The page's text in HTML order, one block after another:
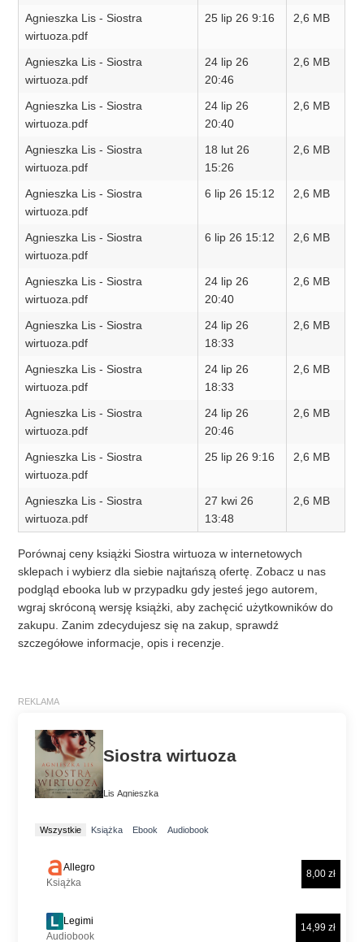
Agnieszka Lis - Siostra
wirtuoza.pdf
25 lip 26 9:16 2,6 MB
Agnieszka Lis - Siostra
wirtuoza.pdf
24 lip 26
20:46
2,6 MB
Agnieszka Lis - Siostra
wirtuoza.pdf
24 lip 26
20:40
2,6 MB
Agnieszka Lis - Siostra
wirtuoza.pdf
18 lut 26
15:26
2,6 MB
Agnieszka Lis - Siostra
wirtuoza.pdf
6 lip 26 15:12 2,6 MB
Agnieszka Lis - Siostra
wirtuoza.pdf
6 lip 26 15:12 2,6 MB
Agnieszka Lis - Siostra
wirtuoza.pdf
24 lip 26
20:40
2,6 MB
Agnieszka Lis - Siostra
wirtuoza.pdf
24 lip 26
18:33
2,6 MB
Agnieszka Lis - Siostra
wirtuoza.pdf
24 lip 26
18:33
2,6 MB
Agnieszka Lis - Siostra
wirtuoza.pdf
24 lip 26
20:46
2,6 MB
Agnieszka Lis - Siostra
wirtuoza.pdf
25 lip 26 9:16 2,6 MB
Agnieszka Lis - Siostra
wirtuoza.pdf
27 kwi 26
13:48
2,6 MB
Porównaj ceny książki Siostra wirtuoza w internetowych
sklepach i wybierz dla siebie najtańszą ofertę. Zobacz u nas
podgląd ebooka lub w przypadku gdy jesteś jego autorem,
wgraj skróconą wersję książki, aby zachęcić użytkowników do
zakupu. Zanim zdecydujesz się na zakup, sprawdź
szczegółowe informacje, opis i recenzje.